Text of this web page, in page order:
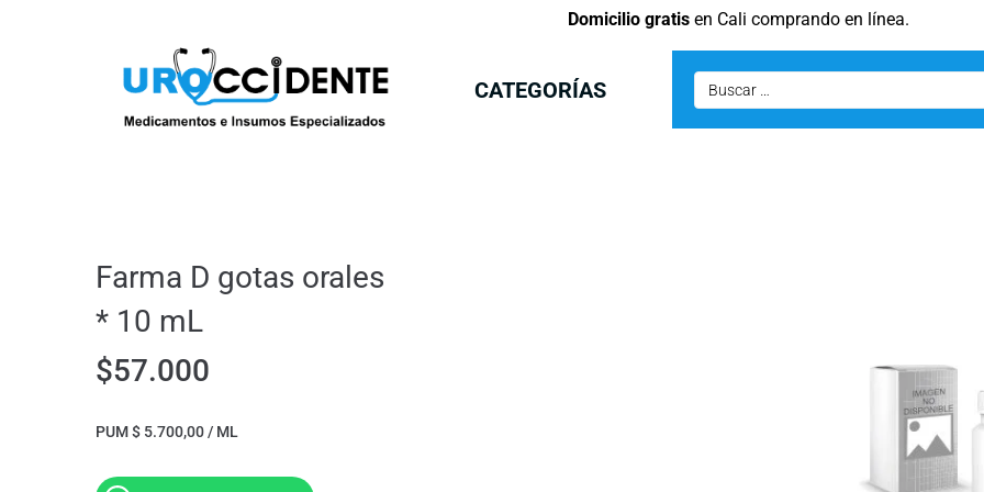
Domicilio gratisen Cali comprando en línea.
CATEGORÍAS
Farma D gotas orales
* 10 mL
$57.000
PUM $ 5.700,00 / ML